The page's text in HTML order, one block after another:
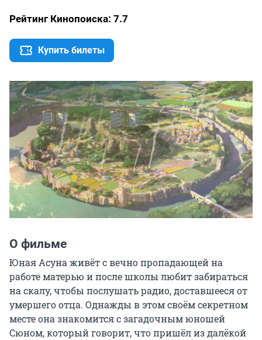
Рейтинг Кинопоиска: 7.7
Купить билеты
О фильме
Юная Асуна живёт с вечно пропадающей на
работе матерью и после школы любит забираться
на скалу, чтобы послушать радио, доставшееся от
умершего отца. Однажды в этом своём секретном
месте она знакомится с загадочным юношей
Сюном, который говорит, что пришёл из далёкой